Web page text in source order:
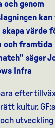
och genom
värde
och framtida
säger
Infra
efter
kultur.